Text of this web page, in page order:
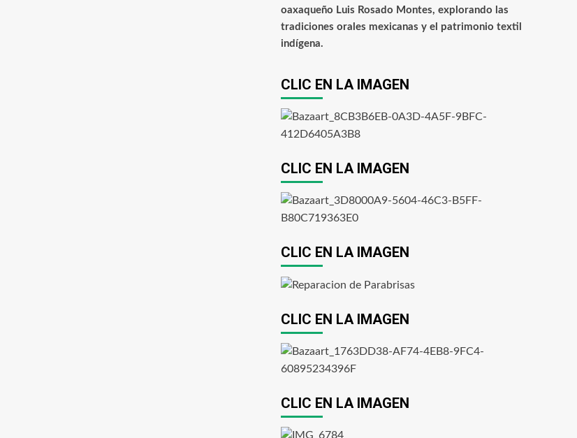
oaxaqueño Luis Rosado Montes, explorando las
tradiciones orales mexicanas y el patrimonio textil
indígena.
CLIC EN LA IMAGEN
CLIC EN LA IMAGEN
CLIC EN LA IMAGEN
CLIC EN LA IMAGEN
CLIC EN LA IMAGEN